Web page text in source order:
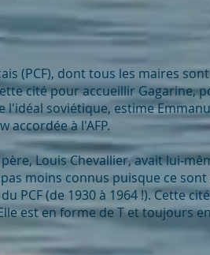
(PCF), dont tous les maires
cité pour accueillir Gagarine,
soviétique, estime
accordée à l'AFP.
Louis Chevallier, avait lui-
moins connus puisque ce sont
PCF (de 1930 à 1964 !). Cette cité
est en forme de T et toujours